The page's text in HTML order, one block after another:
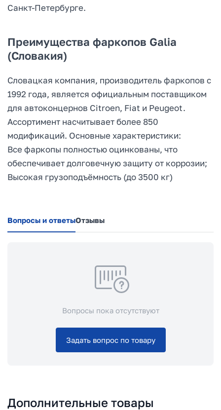
Санкт-Петербурге.
Преимущества фаркопов Galia
(Словакия)
Словацкая компания, производитель фаркопов с
1992 года, является официальным поставщиком
для автоконцернов Citroen, Fiat и Peugeot.
Ассортимент насчитывает более 850
модификаций. Основные характеристики:
Все фаркопы полностью оцинкованы, что
обеспечивает долговечную защиту от коррозии;
Высокая грузоподъёмность (до 3500 кг)
Вопросы и ответыОтзывы
Вопросы пока отсутствуют
Задать вопрос по товару
Дополнительные товары